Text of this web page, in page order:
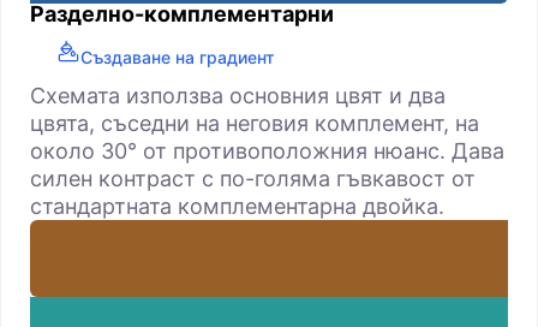
Разделно-комплементарни
Създаване на градиент
Схемата използва основния цвят и два
цвята, съседни на неговия комплемент, на
около 30° от противоположния нюанс. Дава
силен контраст с по-голяма гъвкавост от
стандартната комплементарна двойка.